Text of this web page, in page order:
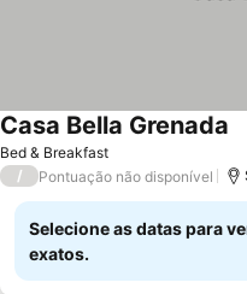
Bed & Breakfast
Casa Bella Grenada
/ Pontuação não disponível
Selecione as datas para
exatos.